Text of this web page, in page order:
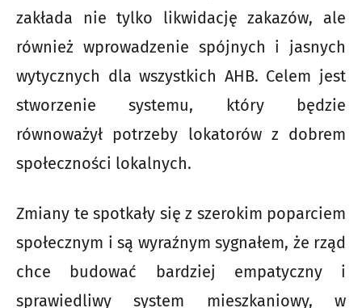
zakłada nie tylko likwidację zakazów, ale
również wprowadzenie spójnych i jasnych
wytycznych dla wszystkich AHB. Celem jest
stworzenie systemu, który będzie
równoważył potrzeby lokatorów z dobrem
społeczności lokalnych.
Zmiany te spotkały się z szerokim poparciem
społecznym i są wyraźnym sygnałem, że rząd
chce budować bardziej empatyczny i
sprawiedliwy system mieszkaniowy, w